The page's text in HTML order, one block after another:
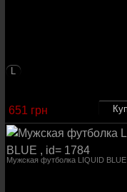
L
651 грн
Мужская футболка LIQUID BLUE